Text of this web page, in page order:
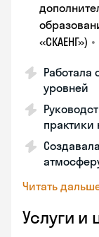
«СКАЕНГ») •
Работала
уровней
практики
Читать
Услуги и